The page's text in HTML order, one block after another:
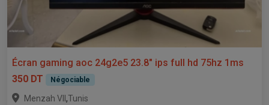
Écran gaming aoc 24g2e5 23.8" ips full hd 75hz 1ms
350 DT
Négociable
Menzah VII ,Tunis